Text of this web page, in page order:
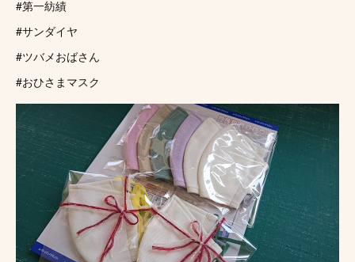
#第一紡績
#サンダイヤ
#ツバメおばさん
#おひさまマスク